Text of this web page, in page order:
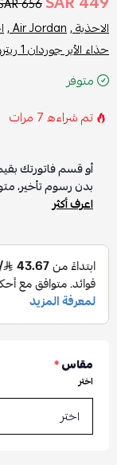
الاحذية ,Air Jordan ,
حذاء الأير جوردان 1 ريترو هاي أوجي ميتاليك نافي ,
متوفر
تم شراءه7 مرات
أو قسم فاتورتك
بدون رسوم تأخير،
اعرف أكثر
مقاس*
اختر